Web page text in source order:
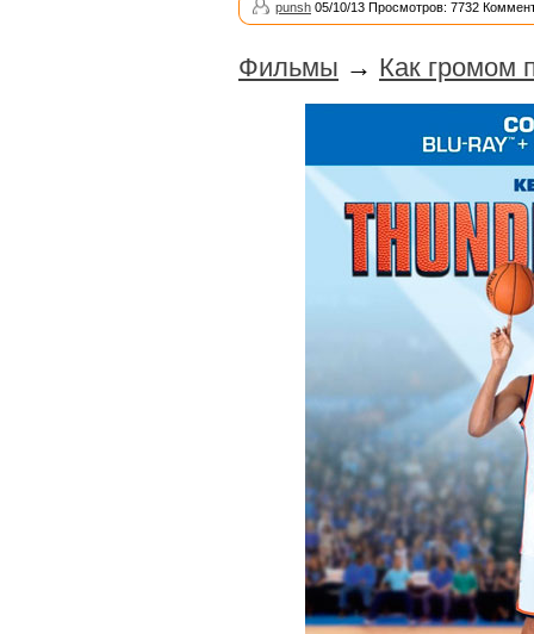
punsh 05/10/13 Просмотров: 7732
Фильмы → Как громом